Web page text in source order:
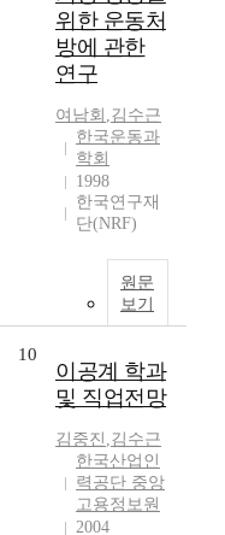
위한 운동처
방에 관한
연구
여남회 ,김수근
한국운동과
학회
1998
한국연구재
단(NRF)
원문
보기
10
이공계 학과
및 직업전망
김중진 ,김수근
한국산업인
력공단 중앙
고용정보원
2004